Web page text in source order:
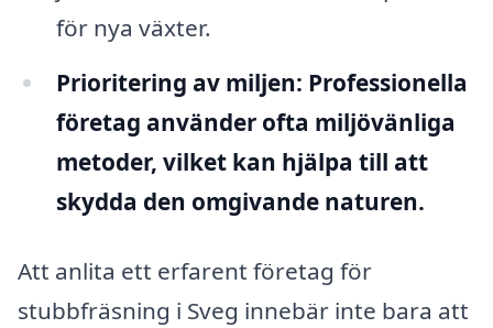
för nya växter.
Prioritering av miljen: Professionella
företag använder ofta miljövänliga
metoder, vilket kan hjälpa till att
skydda den omgivande naturen.
Att anlita ett erfarent företag för
stubbfräsning i Sveg innebär inte bara att